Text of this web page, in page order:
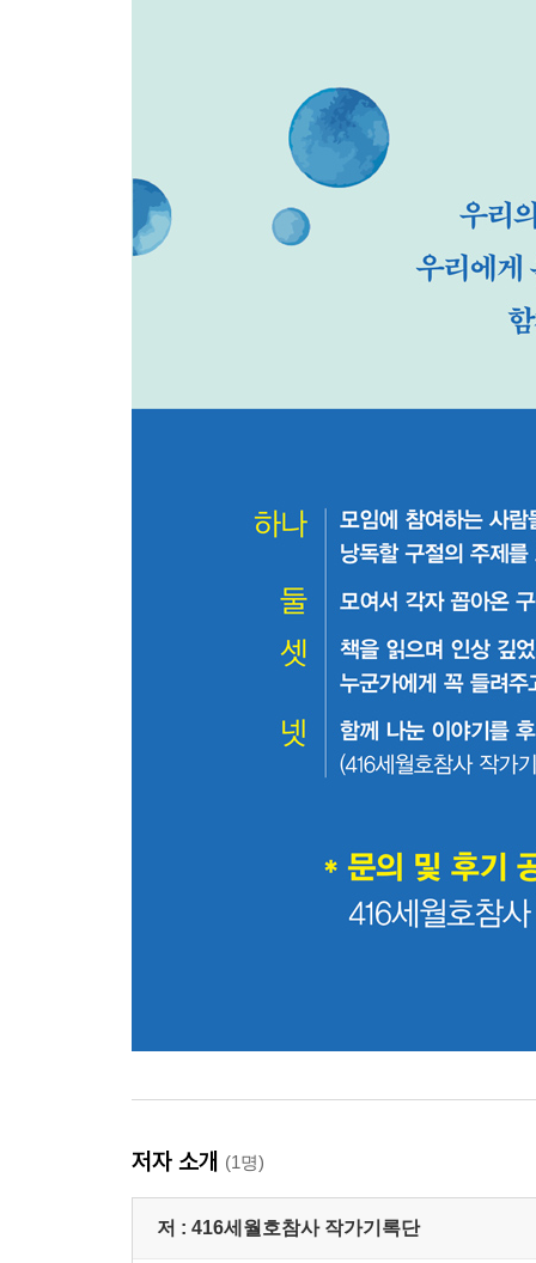
저자 소개 (1명)
저 : 416세월호참사 작가기록단